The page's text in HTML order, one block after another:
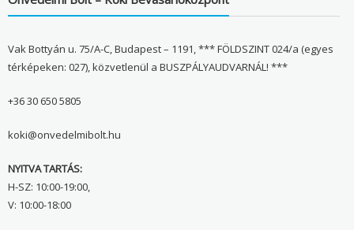
Vak Bottyán u. 75/A-C, Budapest – 1191, *** FÖLDSZINT 024/a (egyes
térképeken: 027), közvetlenül a BUSZPÁLYAUDVARNÁL! ***
+36 30 650 5805
koki@onvedelmibolt.hu
NYITVA TARTÁS:
H-SZ: 10:00-19:00,
V: 10:00-18:00